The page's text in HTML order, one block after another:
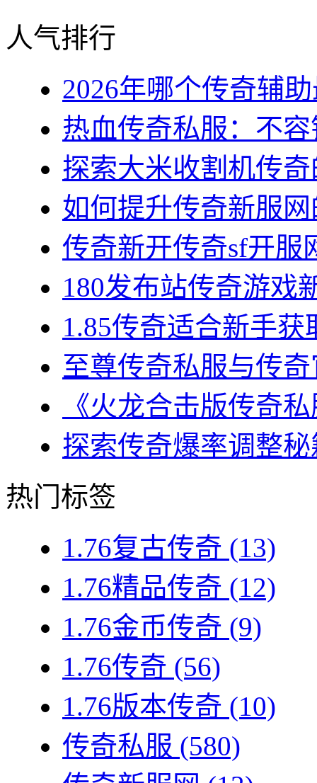
人气排行
2026年哪个传奇辅
热血传奇私服：不
探索大米收割机传
如何提升传奇新服
传奇新开传奇sf开服
180发布站传奇游戏
1.85传奇适合新手
至尊传奇私服与传
《火龙合击版传奇
探索传奇爆率调整
热门标签
1.76复古传奇 (13)
1.76精品传奇 (12)
1.76金币传奇 (9)
1.76传奇 (56)
1.76版本传奇 (10)
传奇私服 (580)